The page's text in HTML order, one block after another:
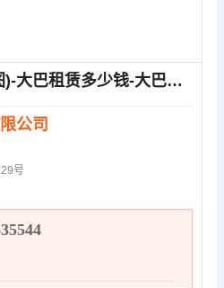
芜湖万达租车平台(图)-大巴租赁多少钱-大巴租赁
公司
号